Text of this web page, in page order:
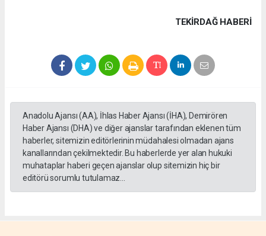
TEKIRDAĞ HABERİ
Anadolu Ajansı (AA), İhlas Haber Ajansı (İHA), Demirören
Haber Ajansı (DHA) ve diğer ajanslar tarafından eklenen tüm
haberler, sitemizin editörlerinin müdahalesi olmadan ajans
kanallarından çekilmektedir. Bu haberlerde yer alan hukuki
muhataplar haberi geçen ajanslar olup sitemizin hiç bir
editörü sorumlu tutulamaz...